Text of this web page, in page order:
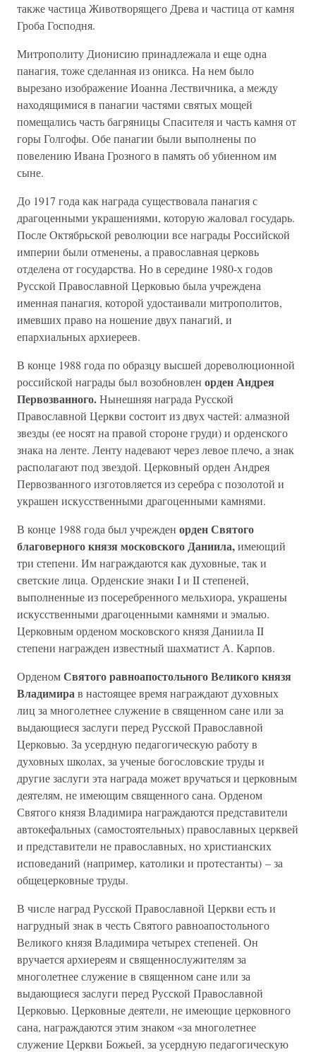
также частица Животворящего Древа и частица от камня
Гроба Господня.
Митрополиту Дионисию принадлежала и еще одна
панагия, тоже сделанная из оникса. На нем было
вырезано изображение Иоанна Лествичника, а между
находящимися в панагии частями святых мощей
помещались часть багряницы Спасителя и часть камня от
горы Голгофы. Обе панагии были выполнены по
повелению Ивана Грозного в память об убиенном им
сыне.
До 1917 года как награда существовала панагия с
драгоценными украшениями, которую жаловал государь.
После Октябрьской революции все награды Российской
империи были отменены, а православная церковь
отделена от государства. Но в середине 1980-х годов
Русской Православной Церковью была учреждена
именная панагия, которой удостаивали митрополитов,
имевших право на ношение двух панагий, и
епархиальных архиереев.
В конце 1988 года по образцу высшей дореволюционной
российской награды был возобновлен орден Андрея
Первозванного.Нынешняя награда Русской
Православной Церкви состоит из двух частей: алмазной
звезды (ее носят на правой стороне груди) и орденского
знака на ленте. Ленту надевают через левое плечо, а знак
располагают под звездой. Церковный орден Андрея
Первозванного изготовляется из серебра с позолотой и
украшен искусственными драгоценными камнями.
В конце 1988 года был учрежден орден Святого
благоверного князя московского Даниила,имеющий
три степени. Им награждаются как духовные, так и
светские лица. Орденские знаки I и II степеней,
выполненные из посеребренного мельхиора, украшены
искусственными драгоценными камнями и эмалью.
Церковным орденом московского князя Даниила II
степени награжден известный шахматист А. Карпов.
ОрденомСвятого равноапостольного Великого князя
Владимирав настоящее время награждают духовных
лиц за многолетнее служение в священном сане или за
выдающиеся заслуги перед Русской Православной
Церковью. За усердную педагогическую работу в
духовных школах, за ученые богословские труды и
другие заслуги эта награда может вручаться и церковным
деятелям, не имеющим священного сана. Орденом
Святого князя Владимира награждаются представители
автокефальных (самостоятельных) православных церквей
и представители не православных, но христианских
исповеданий (например, католики и протестанты) – за
общецерковные труды.
В числе наград Русской Православной Церкви есть и
нагрудный знак в честь Святого равноапостольного
Великого князя Владимира четырех степеней. Он
вручается архиереям и священнослужителям за
многолетнее служение в священном сане или за
выдающиеся заслуги перед Русской Православной
Церковью. Церковные деятели, не имеющие церковного
сана, награждаются этим знаком «за многолетнее
служение Церкви Божьей, за усердную педагогическую